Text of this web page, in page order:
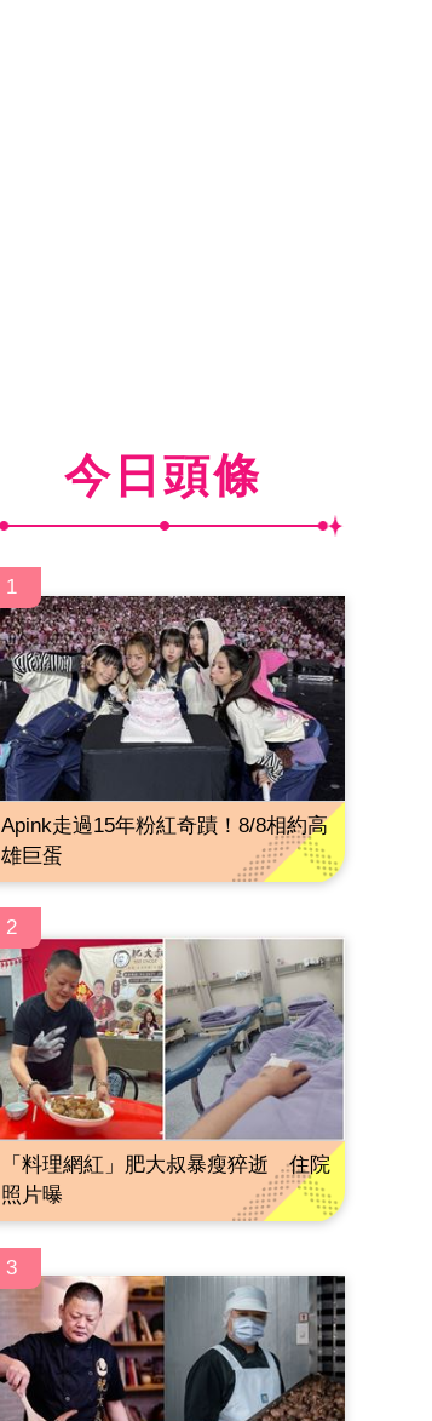
今日頭條
1
Apink走過15年粉紅奇蹟！8/8相約高
雄巨蛋
2
「料理網紅」肥大叔暴瘦猝逝 住院
照片曝
3